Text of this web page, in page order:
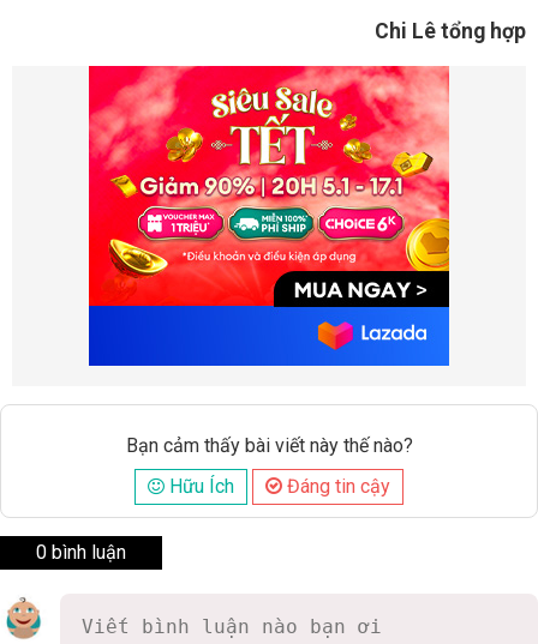
Chi Lê tổng hợp
Bạn cảm thấy bài viết này thế nào?
Hữu Ích
Đáng tin cậy
0 bình luận